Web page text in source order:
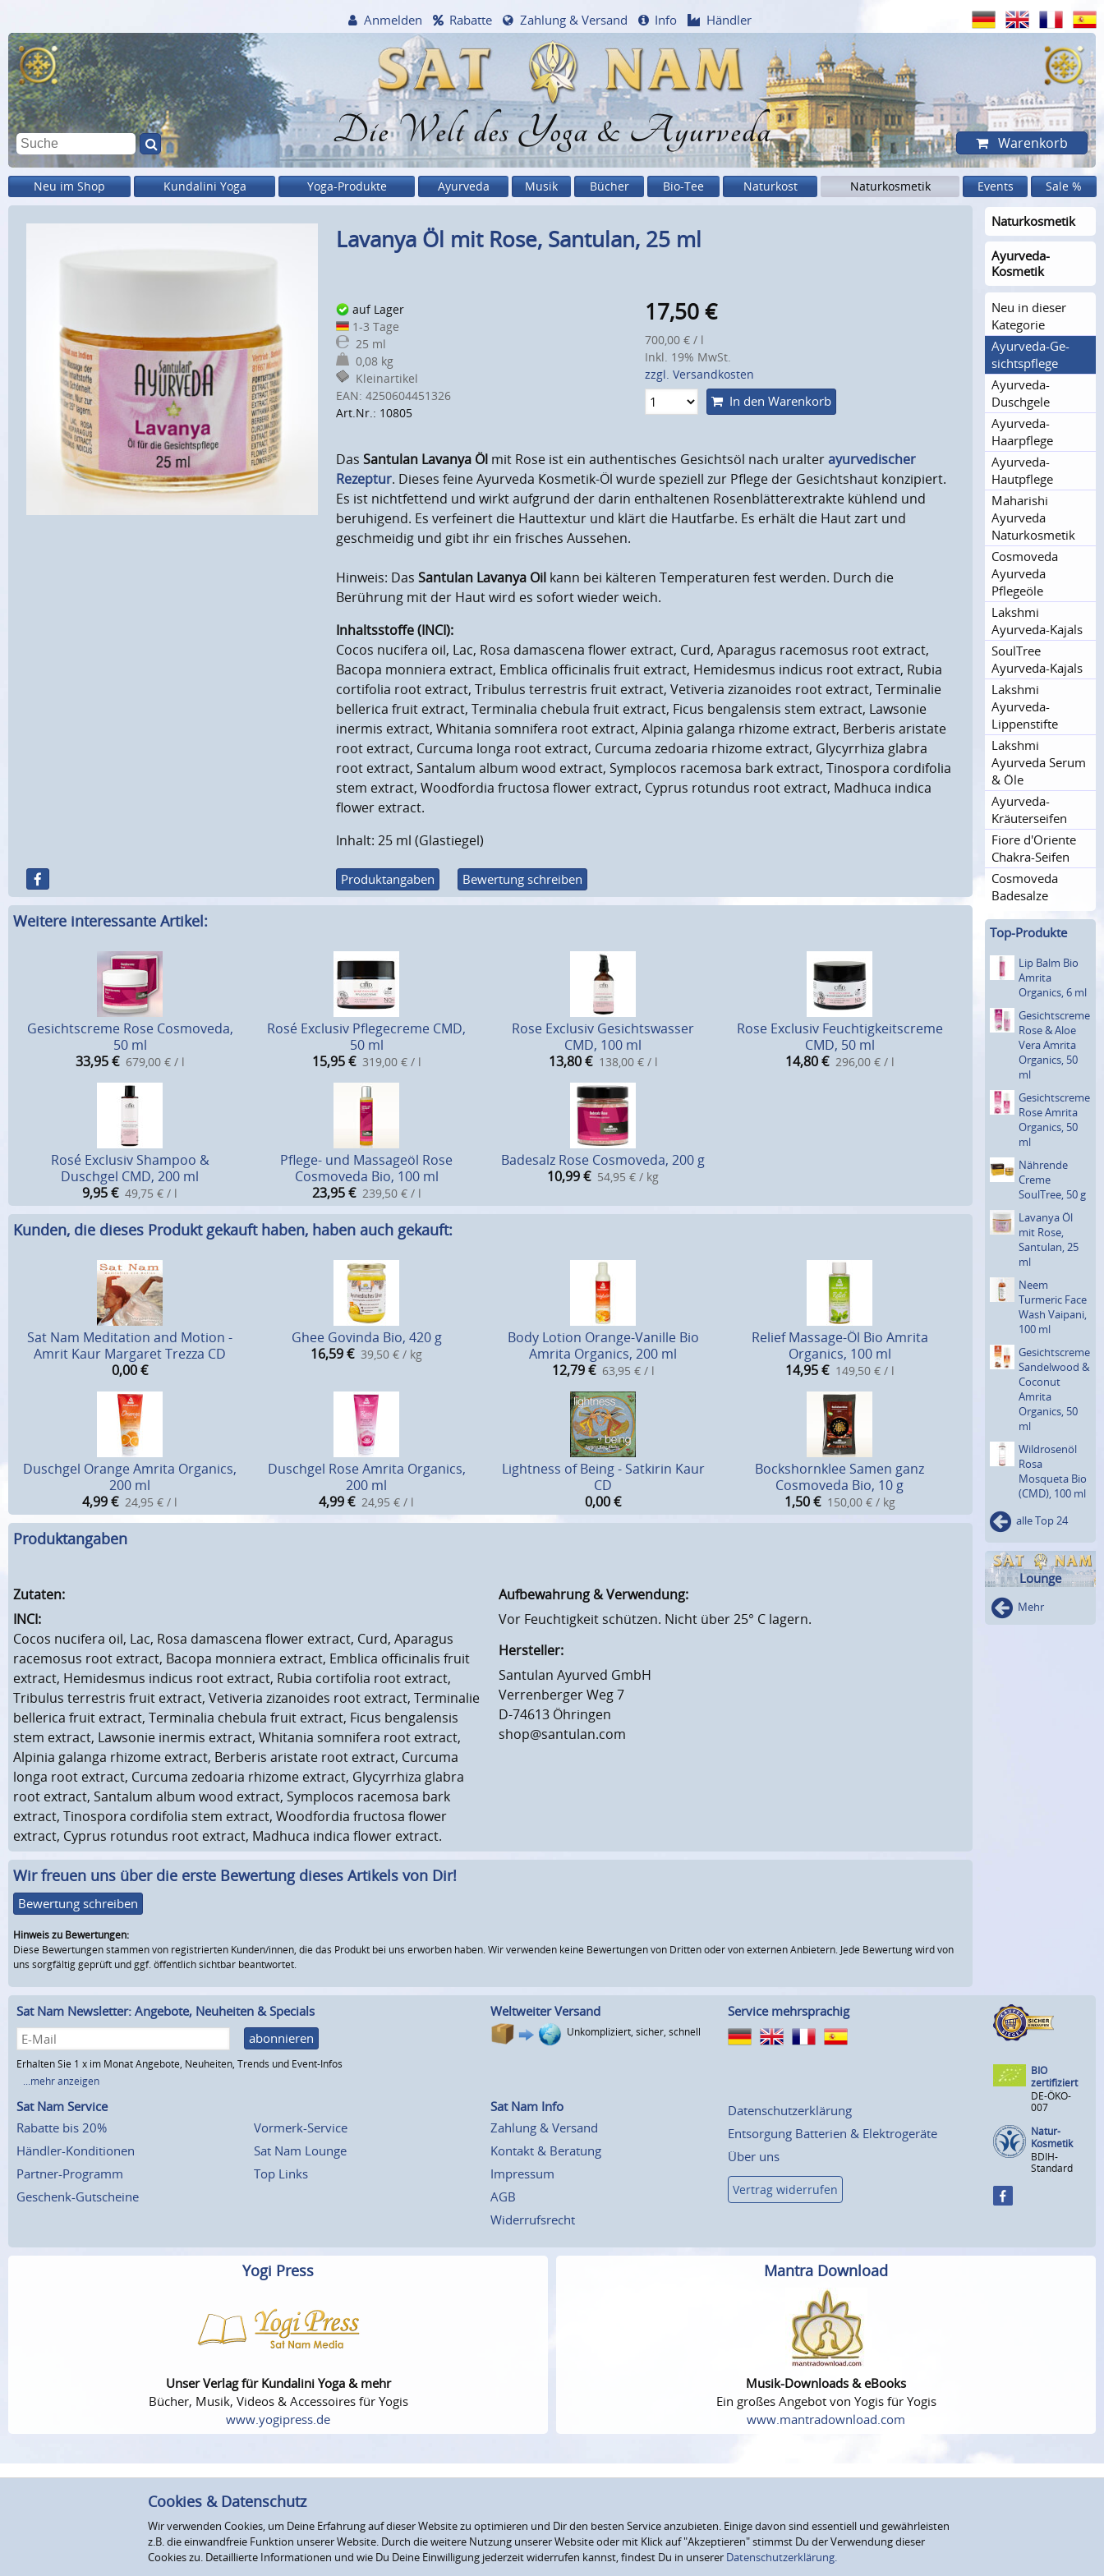
Die Welt des Yoga & Ayurveda
Anmelden Rabatte Zahlung & Versand Info Händler
Warenkorb
Neu im Shop Kundalini Yoga Yoga-Produkte Ayurveda Musik Bücher Bio-Tee Naturkost Naturkosmetik Events Sale %
Lavanya Öl mit Rose, Santulan, 25 ml
auf Lager
1-3 Tage
25 ml
0,08 kg
Kleinartikel
EAN: 4250604451326
Art.Nr.: 10805
17,50€
700,00 € / l
Inkl. 19% MwSt.
zzgl. Versandkosten
In den Warenkorb
Das Santulan Lavanya Ölmit Rose ist ein authentisches Gesichtsöl nach uralterayurvedischer
Rezeptur. Dieses feine Ayurveda Kosmetik-Öl wurde speziell zur Pflege der Gesichtshaut konzipiert.
Es ist nichtfettend und wirkt aufgrund der darin enthaltenen Rosenblätterextrakte kühlend und
beruhigend. Es verfeinert die Hauttextur und klärt die Hautfarbe. Es erhält die Haut zart und
geschmeidig und gibt ihr ein frisches Aussehen.
Hinweis: Das Santulan Lavanya Oilkann bei kälteren Temperaturen fest werden. Durch die
Berührung mit der Haut wird es sofort wieder weich.
Inhaltsstoffe (INCI):
Cocos nucifera oil, Lac, Rosa damascena flower extract, Curd, Aparagus racemosus root extract,
Bacopa monniera extract, Emblica officinalis fruit extract, Hemidesmus indicus root extract, Rubia
cortifolia root extract, Tribulus terrestris fruit extract, Vetiveria zizanoides root extract, Terminalie
bellerica fruit extract, Terminalia chebula fruit extract, Ficus bengalensis stem extract, Lawsonie
inermis extract, Whitania somnifera root extract, Alpinia galanga rhizome extract, Berberis aristate
root extract, Curcuma longa root extract, Curcuma zedoaria rhizome extract, Glycyrrhiza glabra
root extract, Santalum album wood extract, Symplocos racemosa bark extract, Tinospora cordifolia
stem extract, Woodfordia fructosa flower extract, Cyprus rotundus root extract, Madhuca indica
flower extract.
Inhalt: 25 ml (Glastiegel)
Produktangaben Bewertung schreiben
Weitere interessante Artikel:
Gesichtscreme Rose Cosmoveda,
50 ml
33,95 € 679,00 € / l
Rosé Exclusiv Pflegecreme CMD,
50 ml
15,95 € 319,00 € / l
Rose Exclusiv Gesichtswasser
CMD, 100 ml
13,80 € 138,00 € / l
Rose Exclusiv Feuchtigkeitscreme
CMD, 50 ml
14,80 € 296,00 € / l
Rosé Exclusiv Shampoo &
Duschgel CMD, 200 ml
9,95€ 49,75 € / l
Pflege- und Massageöl Rose
Cosmoveda Bio, 100 ml
23,95 € 239,50 € / l
Badesalz Rose Cosmoveda, 200 g
10,99€ 54,95 € / kg
Kunden, die dieses Produkt gekauft haben, haben auch gekauft:
Sat Nam Meditation and Motion -
Amrit Kaur Margaret Trezza CD
0,00€
Ghee Govinda Bio, 420 g
16,59€ 39,50 € / kg
Body Lotion Orange-Vanille Bio
Amrita Organics, 200 ml
12,79 € 63,95 € / l
Relief Massage-Öl Bio Amrita
Organics, 100 ml
14,95 € 149,50 € / l
Duschgel Orange Amrita Organics,
200 ml
4,99€ 24,95 € / l
Duschgel Rose Amrita Organics,
200 ml
4,99€ 24,95 € / l
Lightness of Being - Satkirin Kaur
CD
0,00€
Bockshornklee Samen ganz
Cosmoveda Bio, 10 g
1,50 € 150,00 € / kg
Produktangaben
Zutaten:
INCI:
Cocos nucifera oil, Lac, Rosa damascena flower extract, Curd, Aparagus
racemosus root extract, Bacopa monniera extract, Emblica officinalis fruit
extract, Hemidesmus indicus root extract, Rubia cortifolia root extract,
Tribulus terrestris fruit extract, Vetiveria zizanoides root extract, Terminalie
bellerica fruit extract, Terminalia chebula fruit extract, Ficus bengalensis
stem extract, Lawsonie inermis extract, Whitania somnifera root extract,
Alpinia galanga rhizome extract, Berberis aristate root extract, Curcuma
longa root extract, Curcuma zedoaria rhizome extract, Glycyrrhiza glabra
root extract, Santalum album wood extract, Symplocos racemosa bark
extract, Tinospora cordifolia stem extract, Woodfordia fructosa flower
extract, Cyprus rotundus root extract, Madhuca indica flower extract.
Aufbewahrung & Verwendung:
Vor Feuchtigkeit schützen. Nicht über 25° C lagern.
Hersteller:
Santulan Ayurved GmbH
Verrenberger Weg 7
D-74613 Öhringen
shop@santulan.com
Wir freuen uns über die erste Bewertung dieses Artikels von Dir!
Bewertung schreiben
Hinweis zu Bewertungen:
Diese Bewertungen stammen von registrierten Kunden/innen, die das Produkt bei uns erworben haben. Wir verwenden keine Bewertungen von Dritten oder von externen Anbietern. Jede Bewertung wird von
uns sorgfältig geprüft und ggf. öffentlich sichtbar beantwortet.
Naturkosme­tik
Ayurveda-
Kosmetik
Neu in dieser
Kategorie
Ayurveda-Ge­
sichts­pflege
Ayurveda-
Duschgele
Ayurveda-
Haarpflege
Ayurveda-
Hautpflege
Maharishi
Ayurveda
Naturkosme­tik
Cosmoveda
Ayurveda
Pflegeöle
Lakshmi
Ayurveda-Kajals
SoulTree
Ayurveda-Kajals
Lakshmi
Ayurveda-
Lippenstifte
Lakshmi
Ayurveda Serum
& Öle
Ayurveda-
Kräutersei­fen
Fiore d'Oriente
Chakra-Seifen
Cosmoveda
Badesalze
Top-Produkte
Lip Balm Bio
Amrita
Organics, 6 ml
Gesich­tscreme
Rose & Aloe
Vera Amrita
Organics, 50
ml
Gesich­tscreme
Rose Amrita
Organics, 50
ml
Nährende
Creme
SoulTree, 50 g
Lavanya Öl
mit Rose,
Santulan, 25
ml
Neem
Turmeric Face
Wash Vaipani,
100 ml
Gesich­tscreme
Sandelwood &
Coconut
Amrita
Organics, 50
ml
Wildro­senöl
Rosa
Mosqueta Bio
(CMD), 100 ml
alle Top 24
Lounge
Mehr
Sat Nam Newsletter: Angebote, Neuheiten & Specials
abonnieren
Erhalten Sie 1 x im Monat Angebote, Neuheiten, Trends und Event-Infos
...mehr anzeigen
Weltweiter Versand
Unkompliziert, sicher, schnell
Service mehrsprachig
Sat Nam Service
Rabatte bis 20%
Händler-Konditionen
Partner-Programm
Geschenk-Gutscheine
Vormerk-Service
Sat Nam Lounge
Top Links
Sat Nam Info
Zahlung & Versand
Kontakt & Beratung
Impressum
AGB
Widerrufsrecht
Datenschutzerklärung
Entsorgung Batterien & Elektrogeräte
Über uns
Vertrag widerrufen
BIO
zertifiziert
DE-ÖKO-
007
Natur-
Kosmetik
BDIH-
Standard
Yogi Press
Unser Verlag für Kundalini Yoga & mehr
Bücher, Musik, Videos & Accessoires für Yogis
www.yogipress.de
Mantra Download
Musik-Downloads & eBooks
Ein großes Angebot von Yogis für Yogis
www.mantradownload.com
Cookies & Datenschutz
Wir verwenden Cookies, um Deine Erfahrung auf dieser Website zu optimieren und Dir den besten Service anzubieten. Einige davon sind essentiell und gewährleisten
z.B. die einwandfreie Funktion unserer Website. Durch die weitere Nutzung unserer Website oder mit Klick auf "Akzeptieren" stimmst Du der Verwendung dieser
Cookies zu. Detaillierte Informationen und wie Du Deine Einwilligung jederzeit widerrufen kannst, findest Du in unserer Datenschutzerklärung.